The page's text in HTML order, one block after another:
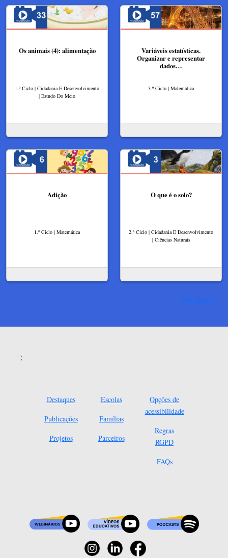
Os animais (4): alimentação
1.º Ciclo | Cidadania E Desenvolvimento
| Estudo Do Meio
Variáveis estatísticas.
Organizar e representar
dados…
3.º Ciclo | Matemática
Adição
1.º Ciclo | Matemática
O que é o solo?
2.º Ciclo | Cidadania E Desenvolvimento
| Ciências Naturais
Ver mais
Destaques
Publicações
Projetos
Escolas
Famílias
Parceiros
Opções de
acessibilidade
Regras
RGPD
FAQs